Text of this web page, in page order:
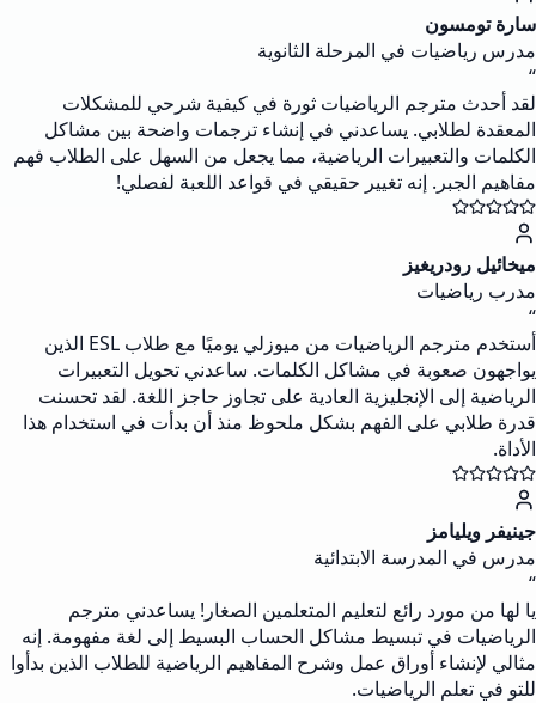
سارة تومسون
مدرس رياضيات في المرحلة الثانوية
“
لقد أحدث مترجم الرياضيات ثورة في كيفية شرحي للمشكلات
المعقدة لطلابي. يساعدني في إنشاء ترجمات واضحة بين مشاكل
الكلمات والتعبيرات الرياضية، مما يجعل من السهل على الطلاب فهم
مفاهيم الجبر. إنه تغيير حقيقي في قواعد اللعبة لفصلي!
ميخائيل رودريغيز
مدرب رياضيات
“
أستخدم مترجم الرياضيات من ميوزلي يوميًا مع طلاب ESL الذين
يواجهون صعوبة في مشاكل الكلمات. ساعدني تحويل التعبيرات
الرياضية إلى الإنجليزية العادية على تجاوز حاجز اللغة. لقد تحسنت
قدرة طلابي على الفهم بشكل ملحوظ منذ أن بدأت في استخدام هذا
الأداة.
جينيفر ويليامز
مدرس في المدرسة الابتدائية
“
يا لها من مورد رائع لتعليم المتعلمين الصغار! يساعدني مترجم
الرياضيات في تبسيط مشاكل الحساب البسيط إلى لغة مفهومة. إنه
مثالي لإنشاء أوراق عمل وشرح المفاهيم الرياضية للطلاب الذين بدأوا
للتو في تعلم الرياضيات.